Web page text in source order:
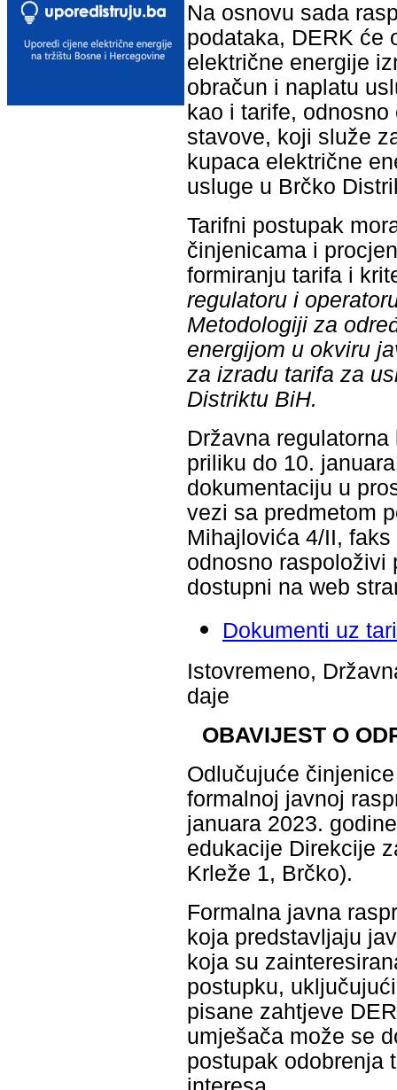
Na osnovu sada
podataka, DERK će
električne energije
obračun i naplatu
kao i tarife,
stavove, koji služe
kupaca električne
usluge u Brčko
Tarifni postupak
činjenicama i
formiranju tarifa i
regulatoru i
Metodologiji za
energijom u okviru
za izradu tarifa za
Distriktu BiH.
Državna
priliku do 10.
dokumentaciju u
vezi sa predmetom
Mihajlovića 4/II,
odnosno raspoloživi
dostupni na web
Dokumenti uz
Istovremeno,
daje
OBAVIJEST O
Odlučujuće
formalnoj javnoj
januara 2023.
edukacije Direkcije
Krleže 1, Brčko).
Formalna javna
koja predstavljaju
koja su
postupku,
pisane zahtjeve
umješača može se
postupak odobrenja